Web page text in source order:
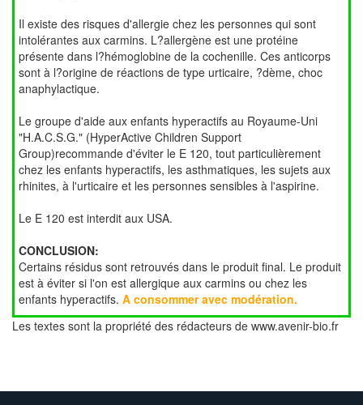
Il existe des risques d'allergie chez les personnes qui sont
intolérantes aux carmins. L?allergène est une protéine
présente dans l?hémoglobine de la cochenille. Ces anticorps
sont à l?origine de réactions de type urticaire, ?dème, choc
anaphylactique.
Le groupe d'aide aux enfants hyperactifs au Royaume-Uni
"H.A.C.S.G." (HyperActive Children Support
Group)recommande d'éviter le E 120, tout particulièrement
chez les enfants hyperactifs, les asthmatiques, les sujets aux
rhinites, à l'urticaire et les personnes sensibles à l'aspirine.
Le E 120 est interdit aux USA.
CONCLUSION:
Certains résidus sont retrouvés dans le produit final. Le produit
est à éviter si l'on est allergique aux carmins ou chez les
enfants hyperactifs. A consommer avec modération.
Les textes sont la propriété des rédacteurs de www.avenir-bio.fr